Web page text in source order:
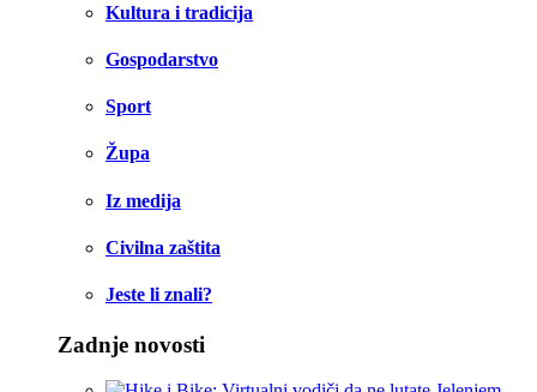
Kultura i tradicija
Gospodarstvo
Sport
Župa
Iz medija
Civilna zaštita
Jeste li znali?
Zadnje novosti